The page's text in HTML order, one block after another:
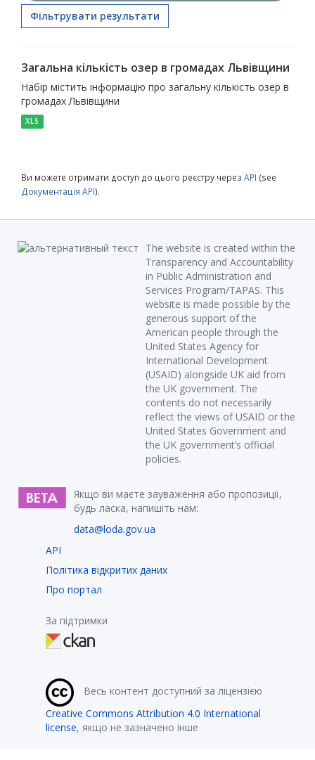
Фільтрувати результати
Загальна кількість озер в громадах Львівщини
Набір містить інформацію про загальну кількість озер в
громадах Львівщини
XLS
Ви можете отримати доступ до цього реєстру через API (see
Документація API).
The website is created within the
Transparency and Accountability
in Public Administration and
Services Program/TAPAS. This
website is made possible by the
generous support of the
American people through the
United States Agency for
International Development
(USAID) alongside UK aid from
the UK government. The
contents do not necessarily
reflect the views of USAID or the
United States Government and
the UK government’s official
policies.
Якщо ви маєте зауваження або пропозиції,
будь ласка, напишіть нам:
data@loda.gov.ua
API
Політика відкритих даних
Про портал
За підтримки
Весь контент доступний за ліцензією
Creative Commons Attribution 4.0 International
license, якщо не зазначено інше